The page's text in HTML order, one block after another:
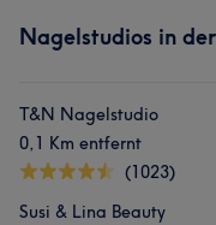
Nagelstudios in
T&N Nagelstudio
0,1 Km entfernt
(1023)
Susi & Lina Beauty